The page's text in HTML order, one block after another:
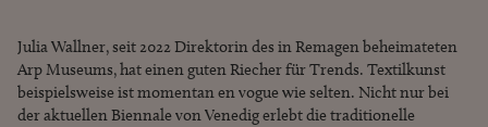
Julia Wallner, seit 2022 Direktorin des in Remagen beheimateten
Arp Museums, hat einen guten Riecher für Trends. Textilkunst
beispielsweise ist momentan en vogue wie selten. Nicht nur bei
der aktuellen Biennale von Venedig erlebt die traditionelle